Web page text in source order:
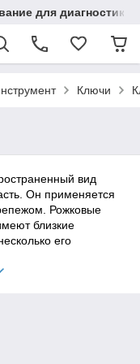
для диагностики
Ключи
вид
Он применяется
Рожковые
близкие
его
области, поэтому с